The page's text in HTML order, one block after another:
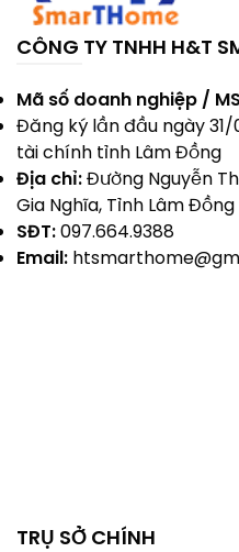
CÔNG TY TNHH H&T
Mã số doanh nghiệp /
Đăng ký lần đầu ngày
tài chính tỉnh Lâm Đồng
Địa chỉ:Đường Nguyễn
Gia Nghĩa, Tỉnh Lâm Đồng
SĐT:097.664.9388
Email:
TRỤ SỞ CHÍNH